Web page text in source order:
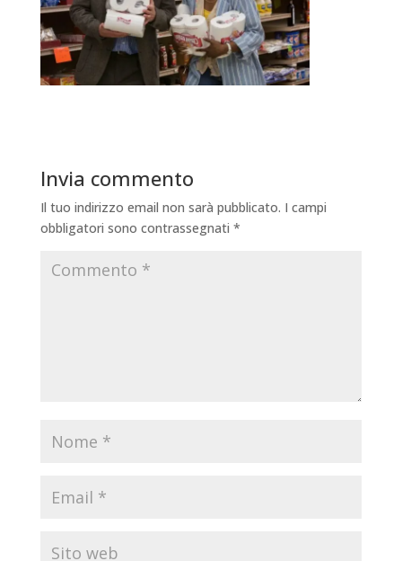
Invia commento
Il tuo indirizzo email non sarà pubblicato. I campi
obbligatori sono contrassegnati *